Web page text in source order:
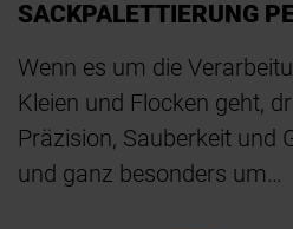
SACKPALETTIERUNG
Wenn es um die
Kleien und Flocken geht,
Präzision, Sauberkeit und
und ganz besonders um…